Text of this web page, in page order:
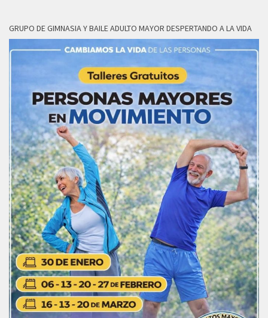
GRUPO DE GIMNASIA Y BAILE ADULTO MAYOR DESPERTANDO A LA VIDA